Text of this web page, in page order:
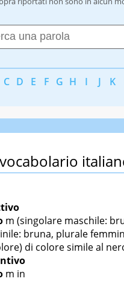
C D E F G H I J K
m (singolare maschile:
bruna, plurale
di colore simile al
m in